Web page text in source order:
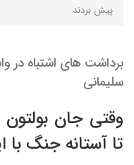
پیش بردند
برداشت های اشتباه در
سلیمانی
وقتی جان بولتون
تا آستانه جنگ با